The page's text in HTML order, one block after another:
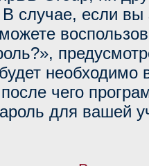
случае, если вы
необходимо
чего
для вашей